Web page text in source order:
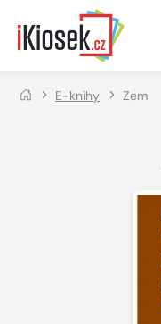
Přejít na hlavní obsah
E-knihy Zem